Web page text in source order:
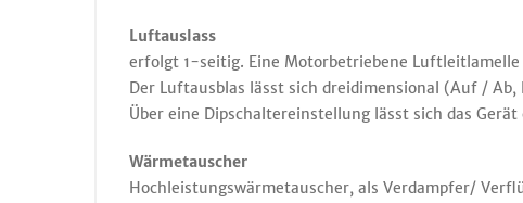
Luftauslass
erfolgt 1-seitig. Eine Motorbetriebene
Der Luftausblas lässt sich dreidimensional (Auf /
Über eine Dipschaltereinstellung lässt sich das
Wärmetauscher
Hochleistungswärmetauscher, als Verdampfer/